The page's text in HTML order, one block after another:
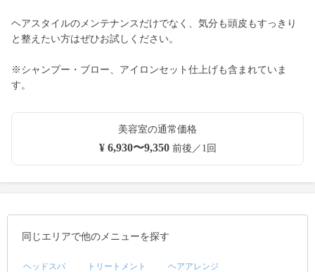
ヘアスタイルのメンテナンスだけでなく、気分も頭皮もすっきり
と整えたい方はぜひお試しください。
※シャンプー・ブロー、アイロンセット仕上げも含まれていま
す。
美容室の通常価格
¥ 6,930〜9,350前後／1回
同じエリアで他のメニューを探す
ヘッドスパ トリートメント ヘアアレンジ